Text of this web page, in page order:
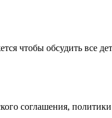
чтобы обсудить все
соглашения,